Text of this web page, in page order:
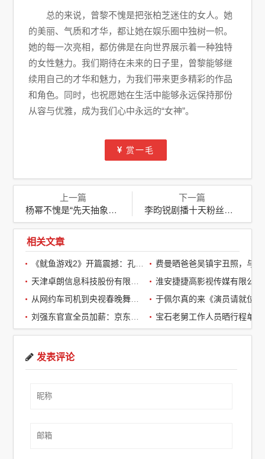
总的来说，曾黎不愧是把张柏芝迷住的女人。她
的美丽、气质和才华，都让她在娱乐圈中独树一帜。
她的每一次亮相，都仿佛是在向世界展示着一种独特
的女性魅力。我们期待在未来的日子里，曾黎能够继
续用自己的才华和魅力，为我们带来更多精彩的作品
和角色。同时，也祝愿她在生活中能够永远保持那份
从容与优雅，成为我们心中永远的“女神”。
赏一毛
上一篇
杨幂不愧是“先天抽象圣体”演绎多彩人生，成就演艺传奇
下一篇
李昀锐剧播十天粉丝破百万，演技与颜值并存的“上桌”传奇
相关文章
淮安捷捷高影视传媒有限公司
发表评论